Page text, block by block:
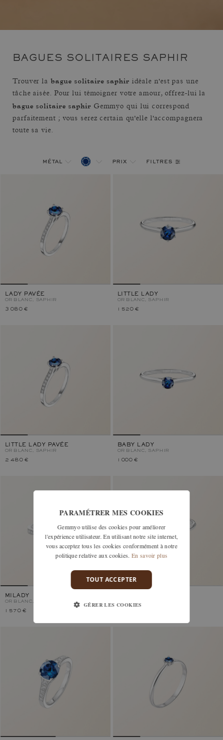
BAGUES SOLITAIRES SAPHIR
Trouver la bague solitaire saphir idéale n'est pas une
tâche aisée. Pour lui témoigner votre amour, offrez-lui la
bague solitaire saphir Gemmyo qui lui correspond
parfaitement ; vous serez certain qu'elle l'accompagnera
toute sa vie.
métal prix filtres
LADY PAVÉE
OR BLANC, SAPHIR
3 080 €
LITTLE LADY
OR BLANC, SAPHIR
1 520 €
LITTLE LADY PAVÉE
OR BLANC, SAPHIR
2 480 €
BABY LADY
OR BLANC, SAPHIR
1 000 €
MILADY
OR BLANC, SAPHIR
1 570 €
PARAMÉTRER MES COOKIES
Gemmyo utilise des cookies pour améliorer
l'expérience utilisateur. En utilisant notre site internet,
vous acceptez tous les cookies conformément à notre
politique relative aux cookies. En savoir plus
TOUT ACCEPTER
GÉRER LES COOKIES